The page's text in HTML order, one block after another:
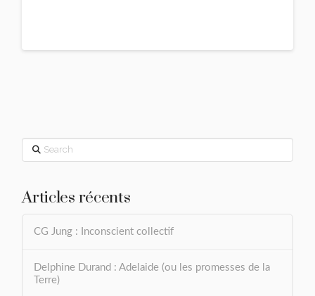
Search
Articles récents
CG Jung : Inconscient collectif
Delphine Durand : Adelaide (ou les promesses de la
Terre)